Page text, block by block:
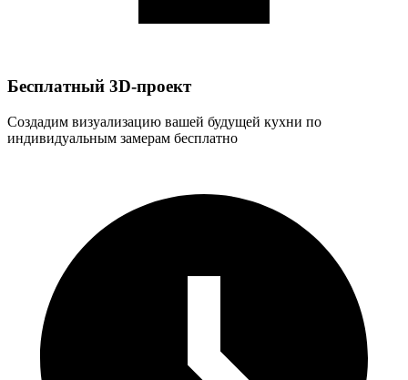
Бесплатный 3D-проект
Создадим визуализацию вашей будущей кухни по
индивидуальным замерам бесплатно